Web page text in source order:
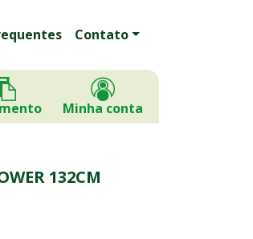
Contato
Minha conta
132CM